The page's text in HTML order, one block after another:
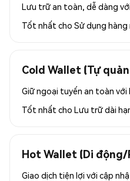
Lưu trữ an toàn, dễ dàng
Tốt nhất cho Sử dụng hàng
Cold Wallet (Tự
Giữ ngoại tuyến an toàn với
Tốt nhất cho Lưu trữ dài
Hot Wallet (Di động/
Giao dịch tiện lợi với cập